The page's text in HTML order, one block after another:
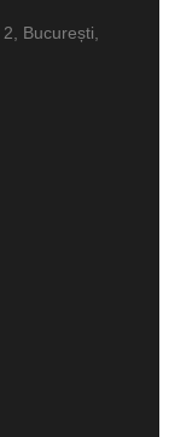
București,